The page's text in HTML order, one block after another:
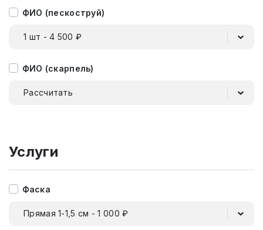
ФИО (пескоструй)
1 шт - 4 500 ₽
ФИО (скарпель)
Рассчитать
Услуги
Фаска
Прямая 1-1,5 см - 1 000 ₽